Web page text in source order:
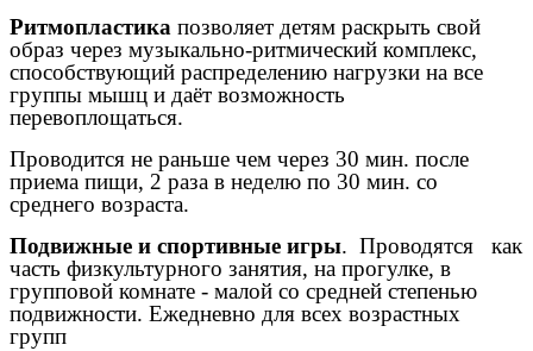
Ритмопластика позволяет детям раскрыть свой
образ через музыкально-ритмический комплекс,
способствующий распределению нагрузки на все
группы мышц и даёт возможность
перевоплощаться.
Проводится не раньше чем через 30 мин. после
приема пищи, 2 раза в неделю по 30 мин. со
среднего возраста.
Подвижные и спортивные игры. Проводятся как
часть физкультурного занятия, на прогулке, в
групповой комнате - малой со средней степенью
подвижности. Ежедневно для всех возрастных
групп